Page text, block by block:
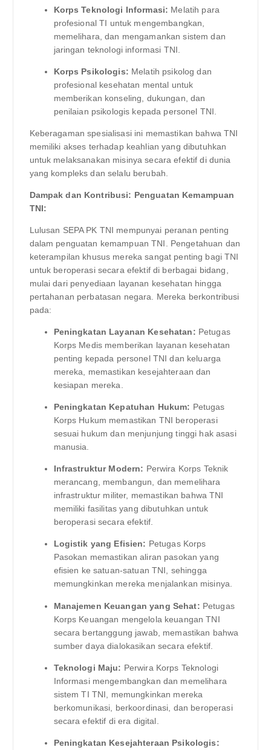
Korps Teknologi Informasi: Melatih para
profesional TI untuk mengembangkan,
memelihara, dan mengamankan sistem dan
jaringan teknologi informasi TNI.
Korps Psikologis: Melatih psikolog dan
profesional kesehatan mental untuk
memberikan konseling, dukungan, dan
penilaian psikologis kepada personel TNI.
Keberagaman spesialisasi ini memastikan bahwa TNI
memiliki akses terhadap keahlian yang dibutuhkan
untuk melaksanakan misinya secara efektif di dunia
yang kompleks dan selalu berubah.
Dampak dan Kontribusi: Penguatan Kemampuan
TNI:
Lulusan SEPA PK TNI mempunyai peranan penting
dalam penguatan kemampuan TNI. Pengetahuan dan
keterampilan khusus mereka sangat penting bagi TNI
untuk beroperasi secara efektif di berbagai bidang,
mulai dari penyediaan layanan kesehatan hingga
pertahanan perbatasan negara. Mereka berkontribusi
pada:
Peningkatan Layanan Kesehatan: Petugas
Korps Medis memberikan layanan kesehatan
penting kepada personel TNI dan keluarga
mereka, memastikan kesejahteraan dan
kesiapan mereka.
Peningkatan Kepatuhan Hukum: Petugas
Korps Hukum memastikan TNI beroperasi
sesuai hukum dan menjunjung tinggi hak asasi
manusia.
Infrastruktur Modern: Perwira Korps Teknik
merancang, membangun, dan memelihara
infrastruktur militer, memastikan bahwa TNI
memiliki fasilitas yang dibutuhkan untuk
beroperasi secara efektif.
Logistik yang Efisien: Petugas Korps
Pasokan memastikan aliran pasokan yang
efisien ke satuan-satuan TNI, sehingga
memungkinkan mereka menjalankan misinya.
Manajemen Keuangan yang Sehat: Petugas
Korps Keuangan mengelola keuangan TNI
secara bertanggung jawab, memastikan bahwa
sumber daya dialokasikan secara efektif.
Teknologi Maju: Perwira Korps Teknologi
Informasi mengembangkan dan memelihara
sistem TI TNI, memungkinkan mereka
berkomunikasi, berkoordinasi, dan beroperasi
secara efektif di era digital.
Peningkatan Kesejahteraan Psikologis: